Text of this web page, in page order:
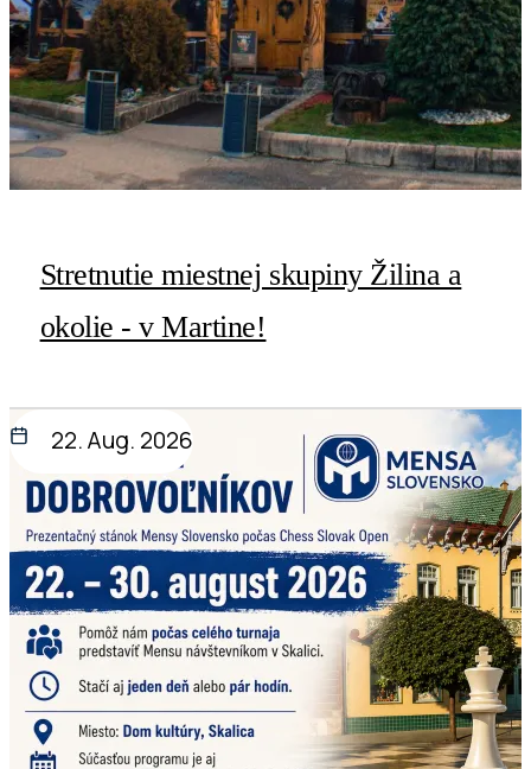
Stretnutie miestnej skupiny Žilina a
okolie - v Martine!
22. Aug. 2026